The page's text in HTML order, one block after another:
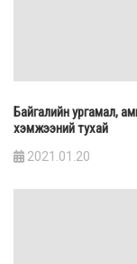
Байгалийн ургамал,
хэмжээний тухай
2021.01.20